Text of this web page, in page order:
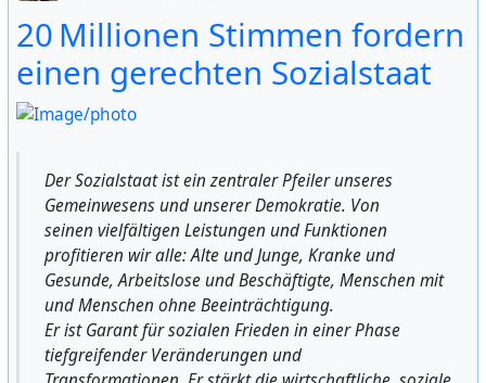
https://www.verdi.de/kiel-ploen/aktive-im-bezirk/aufruf-
zur-demo
20MillionenStimmen#StabilbleibenSozialgestalten
Sozialstaat# Kiel#ver.di#verdi#NGG#IGMetall
IGBAU#GEW#GdP#EVG#DGB
20 Millionen Stimmen fordern
einen gerechten Sozialstaat
Der Sozialstaat ist ein zentraler Pfeiler unseres
Gemeinwesens und unserer Demokratie. Von
seinen vielfältigen Leistungen und Funktionen
profitieren wir alle: Alte und Junge, Kranke und
Gesunde, Arbeitslose und Beschäftigte, Menschen mit
und Menschen ohne Beeinträchtigung.
Er ist Garant für sozialen Frieden in einer Phase
tiefgreifender Veränderungen und